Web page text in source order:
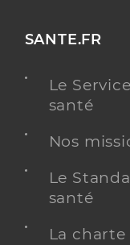
SANTE.FR
Le
santé
Nos
Le
santé
La